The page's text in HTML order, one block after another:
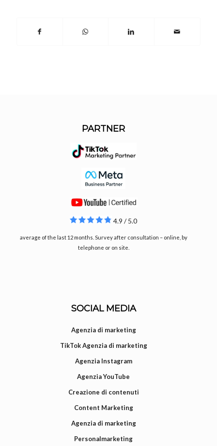
PARTNER
4.9 / 5.0
average of the last 12 months. Survey after consultation – online, by
telephone or on site.
SOCIAL MEDIA
Agenzia di marketing
TikTok Agenzia di marketing
Agenzia Instagram
Agenzia YouTube
Creazione di contenuti
Content Marketing
Agenzia di marketing
Personalmarketing